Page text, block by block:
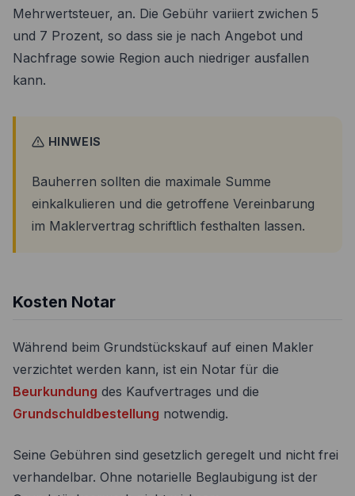
Mehrwertsteuer, an. Die Gebühr variiert zwichen 5
und 7 Prozent, so dass sie je nach Angebot und
Nachfrage sowie Region auch niedriger ausfallen
kann.
HINWEIS
Bauherren sollten die maximale Summe
einkalkulieren und die getroffene Vereinbarung
im Maklervertrag schriftlich festhalten lassen.
Kosten Notar
Während beim Grundstückskauf auf einen Makler
verzichtet werden kann, ist ein Notar für die
Beurkundung des Kaufvertrages und die
Grundschuldbestellung notwendig.
Seine Gebühren sind gesetzlich geregelt und nicht frei
verhandelbar. Ohne notarielle Beglaubigung ist der